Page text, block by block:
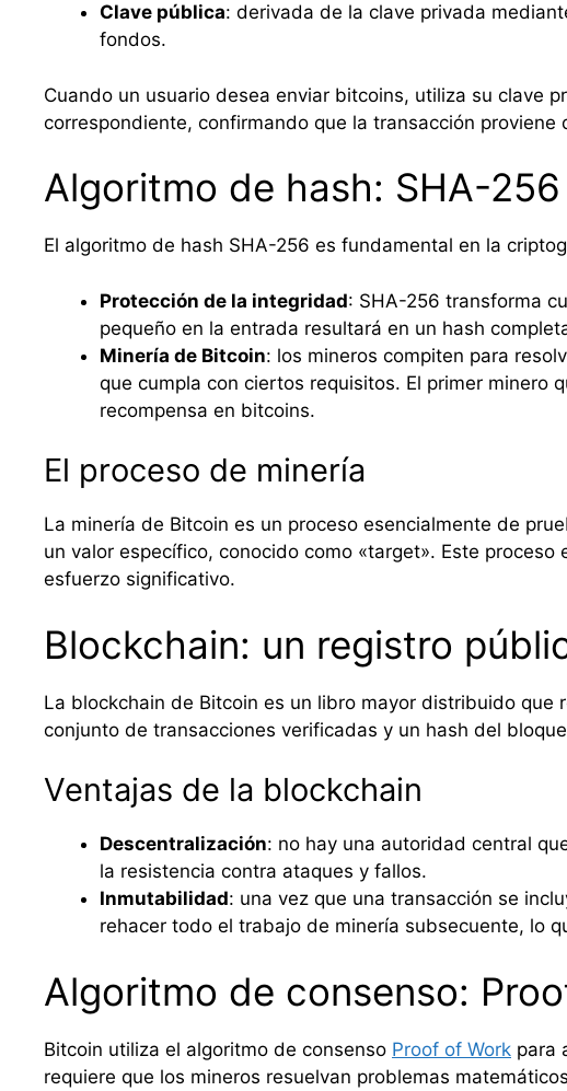
Clave pública: derivada de la clave privada
fondos.
Cuando un usuario desea enviar bitcoins, utiliza su clave
correspondiente, confirmando que la transacción
Algoritmo de hash: SHA-256
El algoritmo de hash SHA-256 es fundamental en la
Protección de la integridad: SHA-256 transforma
pequeño en la entrada resultará en un hash
Minería de Bitcoin: los mineros compiten para
que cumpla con ciertos requisitos. El primer minero
recompensa en bitcoins.
El proceso de minería
La minería de Bitcoin es un proceso esencialmente de
un valor específico, conocido como «target». Este
esfuerzo significativo.
Blockchain: un registro
La blockchain de Bitcoin es un libro mayor distribuido
conjunto de transacciones verificadas y un hash del
Ventajas de la blockchain
Descentralización: no hay una autoridad central
la resistencia contra ataques y fallos.
Inmutabilidad: una vez que una transacción se
rehacer todo el trabajo de minería subsecuente, lo
Algoritmo de consenso:
Bitcoin utiliza el algoritmo de consenso Proof of Work para
requiere que los mineros resuelvan problemas